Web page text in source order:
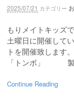
2025/07/21 カテゴリー
もりメイトキッズ
土曜日に開催して
トを開催致します
「トンボ」 製
Continue Reading